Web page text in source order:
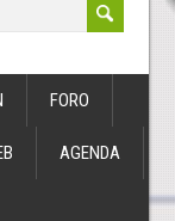
FORO
AGENDA